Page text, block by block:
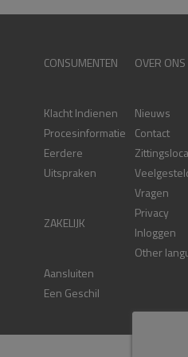
CONSUMENTEN
Klacht Indienen
Procesinformatie
Eerdere
Uitspraken
ZAKELIJK
Aansluiten
Een Geschil
OVER ONS
Nieuws
Contact
Vragen
Privacy
Inloggen
Other